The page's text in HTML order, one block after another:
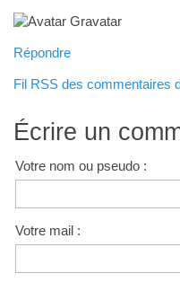
Répondre
Fil RSS des commentaires
Écrire un
Votre nom ou pseudo :
Votre mail :